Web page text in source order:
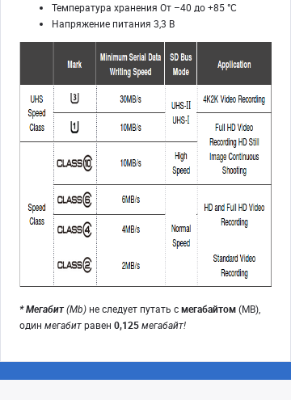
Температура хранения От –40 до +85 °C
Напряжение питания 3,3 В
* Мегабит(Mb) не следует путать смегабайтом(MB),
один мегабитравен 0,125мегабайт!